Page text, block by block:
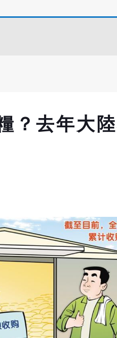
？去年大